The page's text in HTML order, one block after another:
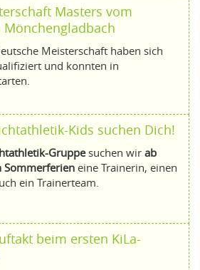
Masters vom
Mönchengladbach
Meisterschaft haben sich
und konnten in
Kids suchen Dich!
Gruppesuchen wir ab
Sommerferien eine Trainerin, einen
ein Trainerteam.
beim ersten KiLa-